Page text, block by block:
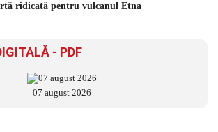
ridicată pentru vulcanul Etna
- PDF
07 august 2026